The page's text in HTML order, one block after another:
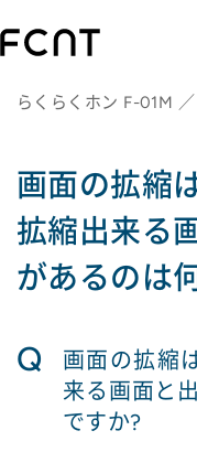
らくらくホン F-01M
画面の拡縮
拡縮出来る
があるのは
Q
画面の拡縮
来る画面と
ですか?